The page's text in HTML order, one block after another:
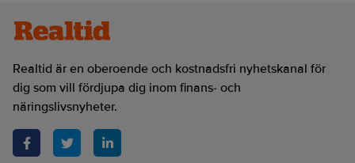
Realtid är en oberoende och kostnadsfri nyhetskanal för
dig som vill fördjupa dig inom finans- och
näringslivsnyheter.